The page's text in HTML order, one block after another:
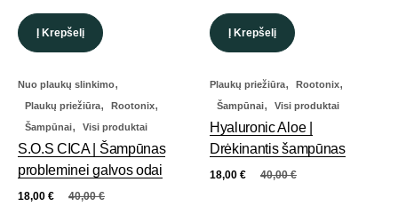
Į Krepšelį
Nuo plaukų slinkimo,
Plaukų priežiūra, Rootonix,
Šampūnai, Visi produktai
S.O.S CICA | Šampūnas
probleminei galvos odai
40,00€
18,00 €
Į Krepšelį
Plaukų priežiūra, Rootonix,
Šampūnai, Visi produktai
Hyaluronic Aloe |
Drėkinantis šampūnas
40,00€
18,00 €